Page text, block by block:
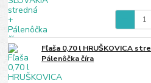
Fľaša 0,70 l HRUŠKOVICA
Pálenôčka číra